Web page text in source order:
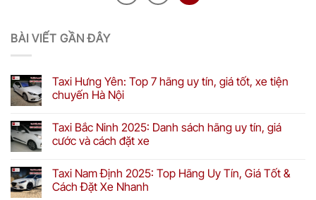
BÀI VIẾT GẦN ĐÂY
Taxi Hưng Yên: Top 7 hãng uy tín, giá tốt, xe tiện
chuyến Hà Nội
Taxi Bắc Ninh 2025: Danh sách hãng uy tín, giá
cước và cách đặt xe
Taxi Nam Định 2025: Top Hãng Uy Tín, Giá Tốt &
Cách Đặt Xe Nhanh